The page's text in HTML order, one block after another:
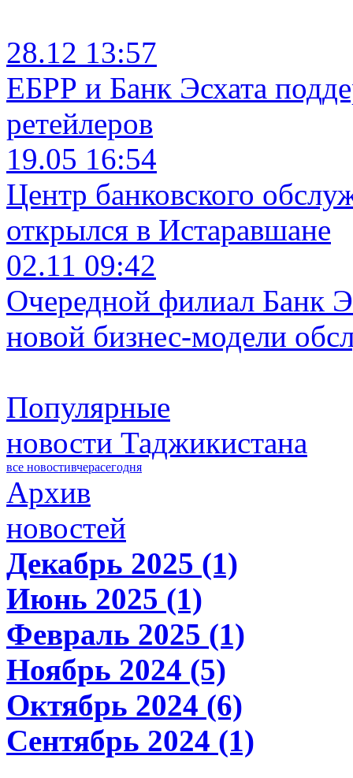
28.12 13:57
ЕБРР и Банк Эсхата
ретейлеров
19.05 16:54
Центр банковского
открылся в Истаравшане
02.11 09:42
Очередной филиал Банк
новой бизнес-модели
Популярные
новости Таджикистана
все новостивчерасегодня
Архив
новостей
Декабрь 2025 (1)
Июнь 2025 (1)
Февраль 2025 (1)
Ноябрь 2024 (5)
Октябрь 2024 (6)
Сентябрь 2024 (1)